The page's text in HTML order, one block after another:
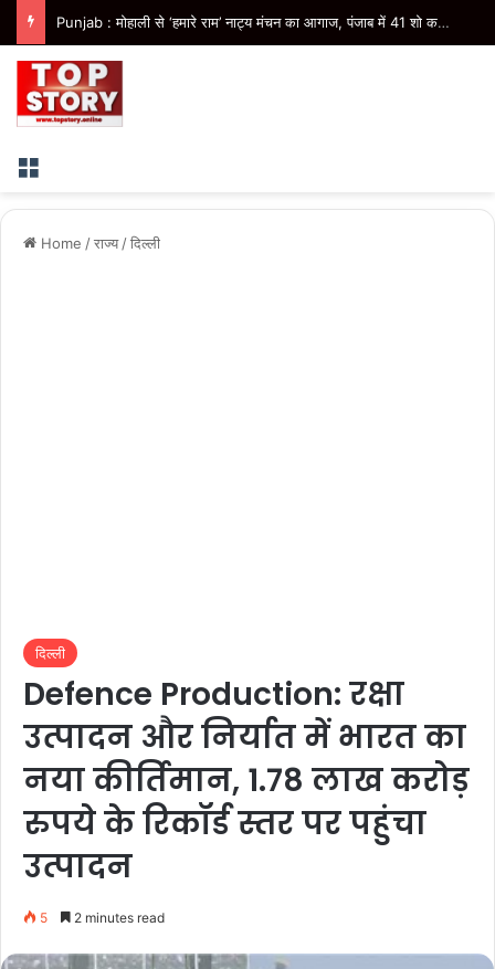
Punjab : मोहाली से ‘हमारे राम’ नाट्य मंचन का आगाज, पंजाब में 41 शो कराएगी भगवंत मान सरकार
Menu
Home /राज्य /दिल्ली
दिल्ली
Defence Production: रक्षा
उत्पादन और निर्यात में भारत का
नया कीर्तिमान, 1.78 लाख करोड़
रुपये के रिकॉर्ड स्तर पर पहुंचा
उत्पादन
5 2 minutes read